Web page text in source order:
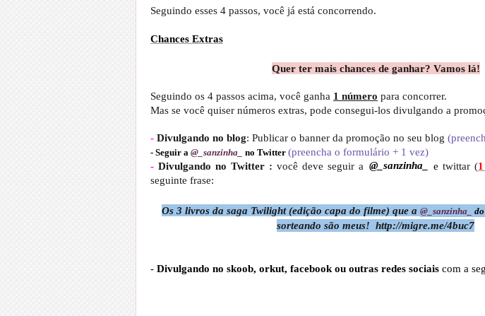
Seguindo esses 4 passos, você já está concorrendo.
Chances Extras
Quer ter mais chances de ganhar? Vamos lá!
Seguindo os 4 passos acima, você ganha 1 número para concorrer.
Mas se você quiser números extras, pode consegui-los divulgando a
- Divulgando no blog: Publicar o banner da promoção no seu blog (
- Seguir a @_sanzinha_ no Twitter (preencha o formulário + 1 vez)
- Divulgando no Twitter : você deve seguir a @_sanzinha_ e twittar (
seguinte frase:
Os 3 livros da saga Twilight (edição capa do filme) que a @_sanzinha_ do
sorteando são meus! http://migre.me/4buc7
- Divulgando no skoob, orkut, facebook ou outras redes sociais com a